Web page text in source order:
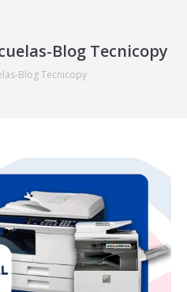
Blog Tecnicopy
Blog Tecnicopy